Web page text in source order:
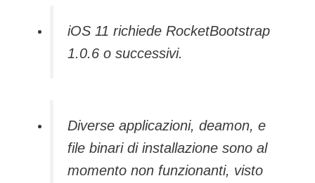
iOS 11 richiede RocketBootstrap
1.0.6 o successivi.
Diverse applicazioni, deamon, e
file binari di installazione sono al
momento non funzionanti, visto